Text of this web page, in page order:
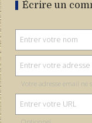
Écrire un
Votre adresse email ne